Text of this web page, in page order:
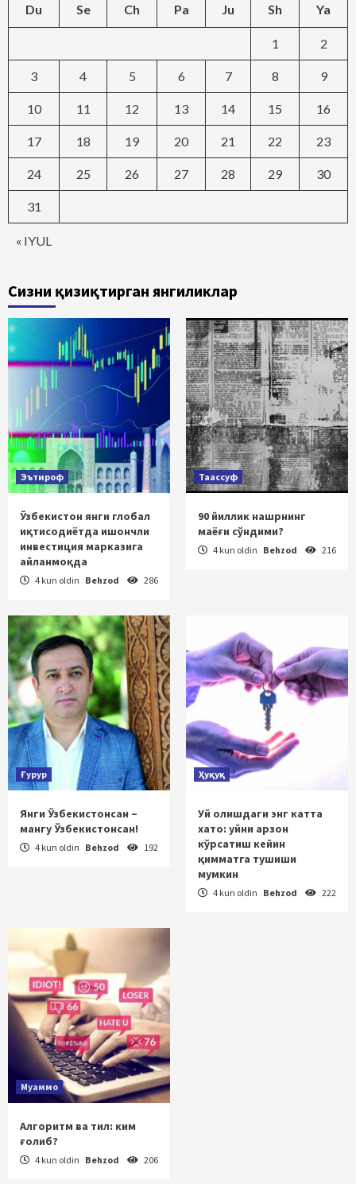
Du Se Ch Pa Ju Sh Ya
« IYUL
1 2
3 4 5 6 7 8 9
10 11 12 13 14 15 16
17 18 19 20 21 22 23
24 25 26 27 28 29 30
31
Сизни қизиқтирган янгиликлар
Эътироф
Ўзбекистон янги глобал
иқтисодиётда ишончли
инвестиция марказига
айланмоқда
4 kun oldin Behzod 286
Таассуф
90 йиллик нашрнинг
маёғи сўндими?
4 kun oldin Behzod 216
Ғурур
Янги Ўзбекистонсан –
мангу Ўзбекистонсан!
4 kun oldin Behzod 192
Ҳуқуқ
Уй олишдаги энг катта
хато: уйни арзон
кўрсатиш кейин
қимматга тушиши
мумкин
4 kun oldin Behzod 222
Муаммо
Алгоритм ва тил: ким
ғолиб?
4 kun oldin Behzod 206